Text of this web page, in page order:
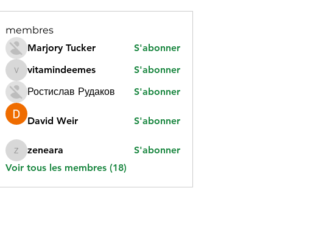
membres
Marjory Tucker
S'abonner
vitamindeemes
vitamindeemes
S'abonner
Ростислав Рудаков
S'abonner
David Weir S'abonner
zeneara
zeneara
S'abonner
Voir tous les membres (18)